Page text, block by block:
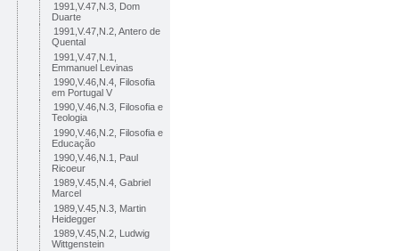
1991,V.47,N.3, Dom
Duarte
1991,V.47,N.2, Antero de
Quental
1991,V.47,N.1,
Emmanuel Levinas
1990,V.46,N.4, Filosofia
em Portugal V
1990,V.46,N.3, Filosofia e
Teologia
1990,V.46,N.2, Filosofia e
Educação
1990,V.46,N.1, Paul
Ricoeur
1989,V.45,N.4, Gabriel
Marcel
1989,V.45,N.3, Martin
Heidegger
1989,V.45,N.2, Ludwig
Wittgenstein